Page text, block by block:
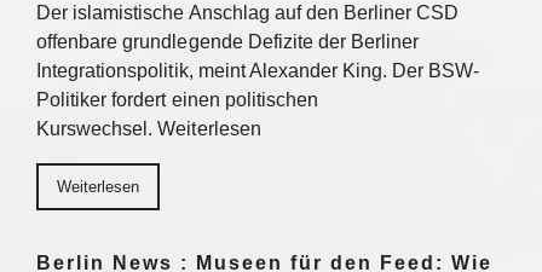
Der islamistische Anschlag auf den Berliner CSD
offenbare grundlegende Defizite der Berliner
Integrationspolitik, meint Alexander King. Der BSW-
Politiker fordert einen politischen
Kurswechsel. Weiterlesen
Weiterlesen
Berlin News : Museen für den Feed: Wie